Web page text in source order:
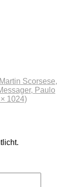
Martin Scorsese,
Paulo
1024)